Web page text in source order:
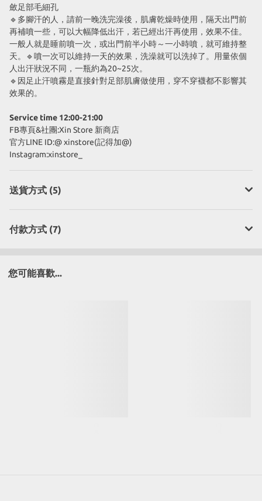
斂足部毛細孔
🔹多腳汗的人，請前一晚洗完澡後，肌膚乾燥時使用，隔天出門前
再補噴一些，可以大幅降低出汗，若已經出汗再使用，效果不佳。
一般人就是睡前噴一次，或出門前半小時～一小時噴，就可維持整
天。🔹噴一次可以維持一天的效果，洗澡就可以洗掉了。用量依個
人出汗狀況不同，一瓶約為20~25次。
🔹因足止汗噴霧是直接針對足部肌膚做使用，穿不穿襪都不影響其
效果的。
Service time 12:00-21:00
FB專頁&社團:Xin Store 新商店
官方LINE ID:@ xinstore(記得加@)
Instagram:xinstore_
送貨方式 (5)
付款方式 (7)
您可能喜歡...